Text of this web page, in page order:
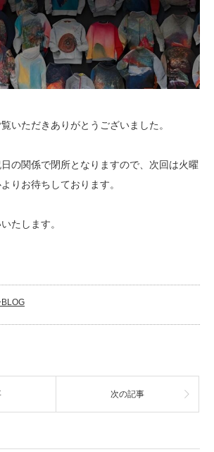
いただきありがとうございました。
の関係で閉所となりますので、次回は火曜
りお待ちしております。
たします。
次の記事